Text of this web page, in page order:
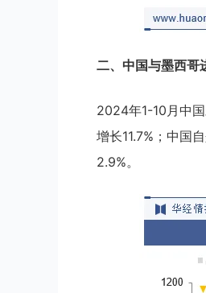
二、中国与墨西哥
2024年1-10月中
增长11.7%；中国
2.9%。